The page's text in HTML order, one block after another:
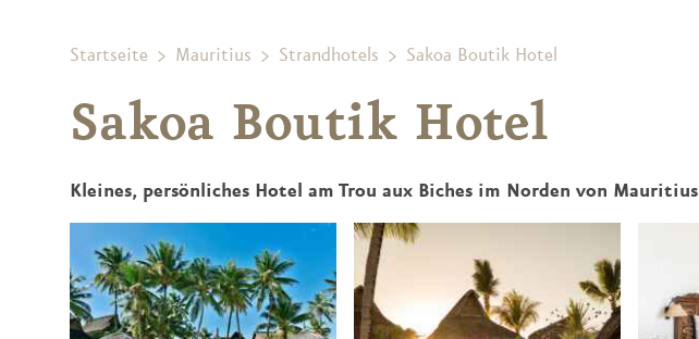
Startseite Mauritius Strandhotels Sakoa Boutik Hotel
Sakoa Boutik Hotel
Kleines, persönliches Hotel am Trou aux Biches im Norden von Mauritius